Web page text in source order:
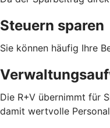
Steuern sparen
Sie können häufig Ihre
Die R+V übernimmt für
damit wertvolle